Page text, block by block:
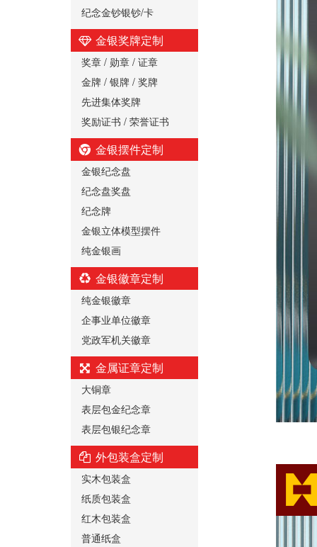
纪念金钞银钞/卡
金银奖牌定制
奖章 / 勋章 / 证章
金牌 / 银牌 / 奖牌
先进集体奖牌
奖励证书 / 荣誉证书
金银摆件定制
金银纪念盘
纪念盘奖盘
纪念牌
金银立体模型摆件
纯金银画
金银徽章定制
纯金银徽章
企事业单位徽章
党政军机关徽章
金属证章定制
大铜章
表层包金纪念章
表层包银纪念章
外包装盒定制
实木包装盒
纸质包装盒
红木包装盒
普通纸盒